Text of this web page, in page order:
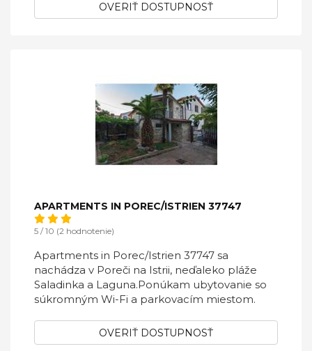
OVERIŤ DOSTUPNOSŤ
APARTMENTS IN POREC/ISTRIEN 37747
5 / 10 (2 hodnotenie)
Apartments in Porec/Istrien 37747 sa
nachádza v Poreči na Istrii, neďaleko pláže
Saladinka a Laguna.Ponúkam ubytovanie so
súkromným Wi-Fi a parkovacím miestom.
OVERIŤ DOSTUPNOSŤ